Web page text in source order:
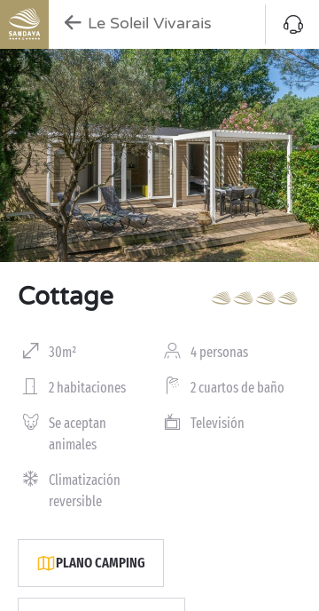
Le Soleil Vivarais
Cottage
30m² 4 personas
2 habitaciones 2 cuartos de baño
Se aceptan
animales
Televisión
Climatización
reversible
PLANO CAMPING